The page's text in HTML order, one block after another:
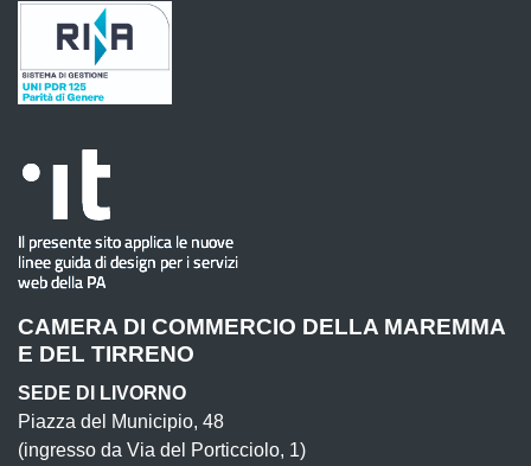
CAMERA DI COMMERCIO DELLA MAREMMA
E DEL TIRRENO
SEDE DI LIVORNO
Piazza del Municipio, 48
(ingresso da Via del Porticciolo, 1)